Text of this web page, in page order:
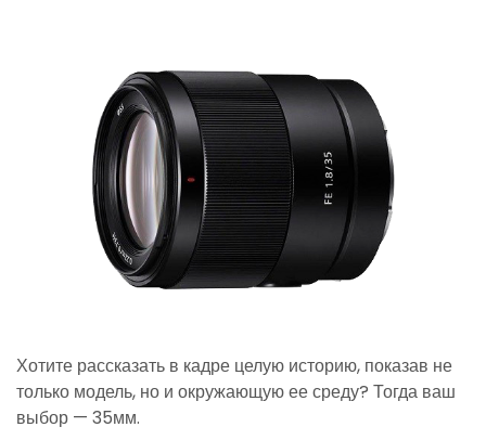
Хотите рассказать в кадре целую историю, показав не
только модель, но и окружающую ее среду? Тогда ваш
выбор — 35мм.